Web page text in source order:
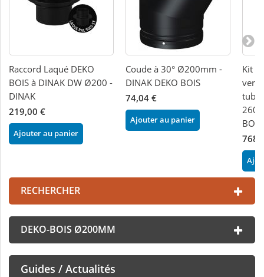
Raccord Laqué DEKO
BOIS à DINAK DW Ø200 -
DINAK
219,00 €
Ajouter au panier
Coude à 30° Ø200mm -
DINAK DEKO BOIS
74,04 €
Ajouter au panier
Kit
BOIS
RECHERCHER
DEKO-BOIS Ø200MM
Guides / Actualités